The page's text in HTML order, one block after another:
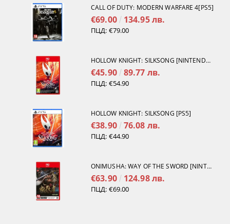
CALL OF DUTY: MODERN WARFARE 4[PS5]
€69.00 134.95 лв.
ПЦД: €79.00
HOLLOW KNIGHT: SILKSONG [NINTENDO SWITCH 2]
€45.90 89.77 лв.
ПЦД: €54.90
HOLLOW KNIGHT: SILKSONG [PS5]
€38.90 76.08 лв.
ПЦД: €44.90
ONIMUSHA: WAY OF THE SWORD [NINTENDO SWITCH 2]
€63.90 124.98 лв.
ПЦД: €69.00